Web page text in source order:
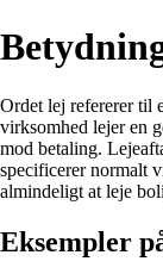
Ordet lej refererer til
virksomhed lejer en
mod betaling.
specificerer normalt
almindeligt at leje
Eksempler